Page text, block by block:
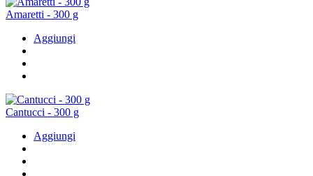
Amaretti - 300 g
Aggiungi
Cantucci - 300 g
Aggiungi